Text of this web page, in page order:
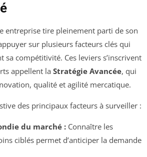
entreprise tire pleinement parti de son
sur plusieurs facteurs clés qui
sa compétitivité. Ces leviers s’inscrivent
appellent la Stratégie Avancée, qui
qualité et agilité mercatique.
des principaux facteurs à surveiller :
du marché : Connaître les
ciblés permet d’anticiper la demande